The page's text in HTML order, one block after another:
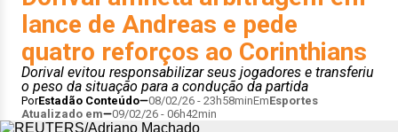
lance de Andreas e pede
quatro reforços ao Corinthians
Dorival evitou responsabilizar seus jogadores e transferiu
o peso da situação para a condução da partida
PorEstadão Conteúdo 08/02/26 - 23h58minEmEsportes
Atualizado em
09/02/26 - 06h42min